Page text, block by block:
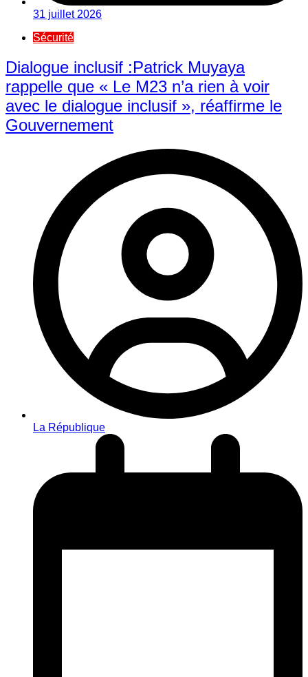
31 juillet 2026
Sécurité
Dialogue inclusif :Patrick Muyaya
rappelle que « Le M23 n’a rien à voir
avec le dialogue inclusif », réaffirme le
Gouvernement
La République